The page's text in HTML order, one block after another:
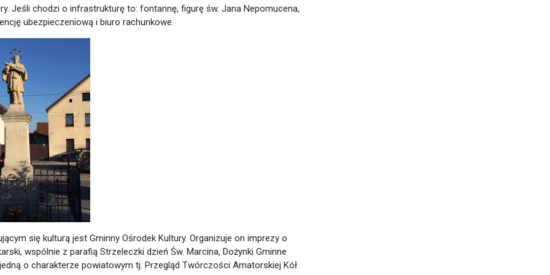
Jeśli chodzi o infrastrukturę to: fontannę, figurę św. Jana Nepomucena,
ubezpieczeniową i biuro rachunkowe.
się kulturą jest Gminny Ośrodek Kultury. Organizuje on imprezy o
wspólnie z parafią Strzeleczki dzień Św. Marcina, Dożynki Gminne
o charakterze powiatowym tj. Przegląd Twórczości Amatorskiej Kół